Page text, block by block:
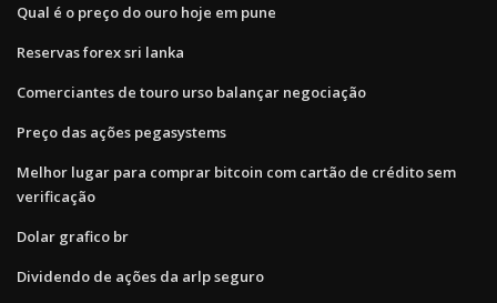
Qual é o preço do ouro hoje em pune
Reservas forex sri lanka
Comerciantes de touro urso balançar negociação
Preço das ações pegasystems
Melhor lugar para comprar bitcoin com cartão de crédito sem
verificação
Dolar grafico br
Dividendo de ações da arlp seguro